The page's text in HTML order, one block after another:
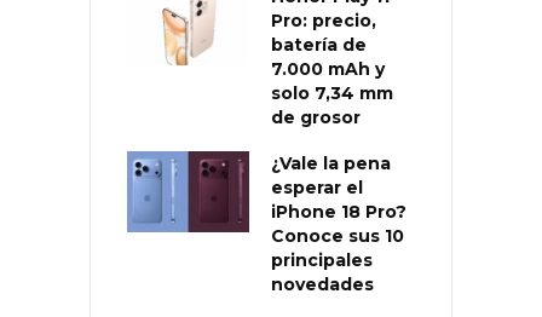
Pro: precio,
batería de
7.000 mAh y
solo 7,34 mm
de grosor
¿Vale la pena
esperar el
iPhone 18 Pro?
Conoce sus 10
principales
novedades